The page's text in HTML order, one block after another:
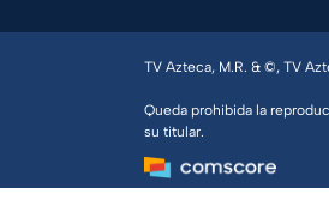
TV Azteca, M.R. & ©, TV
Queda prohibida la
su titular.